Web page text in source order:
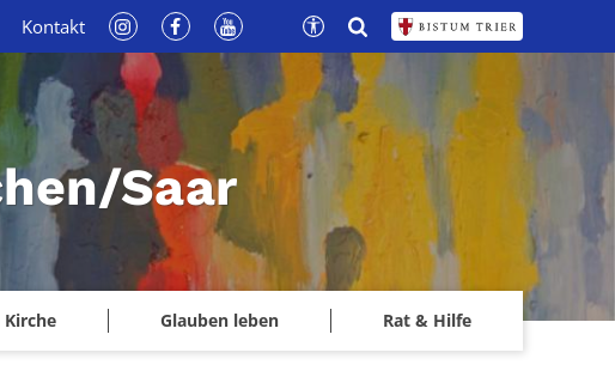
Saar
Glauben leben Rat & Hilfe
Kontakt